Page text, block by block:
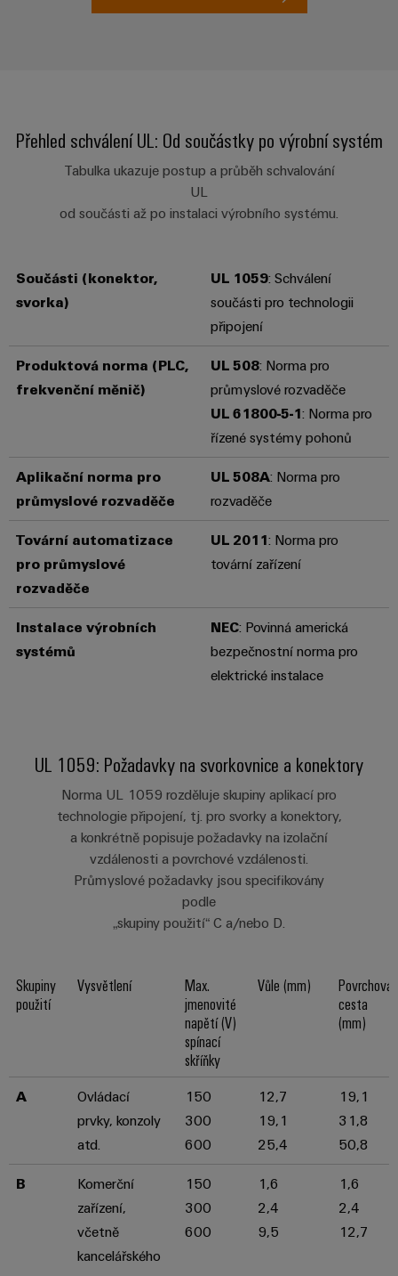
transformaci
pro
zařízení
Moderní
pro
v
železniční
dopravě
stroje
Průmyslové
tiskárny
Průmyslové
Infrastruktura
Montážní
služba
lišty
Upravené
a
vybavené
skříně
Zákaznický
návrh
Praktická
konektivita
průmyslové
odvětví.
Naše
inovace
v oblasti
průmyslové
konektivity.
Software
Digitální
Přehled schválení UL: Od součástky po výrobní systém
Tabulka ukazuje postup a průběh schvalování
UL
od součásti až po instalaci výrobního systému.
Součásti (konektor,
svorka)
UL 1059: Schválení
součásti pro technologii
připojení
Produktová norma (PLC,
frekvenční měnič)
UL 508: Norma pro
průmyslové rozvaděče
UL 61800-5-1: Norma pro
řízené systémy pohonů
Aplikační norma pro
průmyslové rozvaděče
UL 508A: Norma pro
rozvaděče
Tovární automatizace
pro průmyslové
rozvaděče
UL 2011: Norma pro
tovární zařízení
Instalace výrobních
systémů
NEC: Povinná americká
bezpečnostní norma pro
elektrické instalace
UL 1059: Požadavky na svorkovnice a konektory
Norma UL 1059 rozděluje skupiny aplikací pro
technologie připojení, tj. pro svorky a konektory,
a konkrétně popisuje požadavky na izolační
vzdálenosti a povrchové vzdálenosti.
Průmyslové požadavky jsou specifikovány
podle
„skupiny použití“ C a/nebo D.
Skupiny
použití
Vysvětlení
Max.
jmenovité
napětí (V)
spínací
skříňky
Vůle (mm)
Povrchová
cesta
(mm)
A
Ovládací
prvky, konzoly
atd.
150
300
600
12,7
19,1
25,4
19,1
31,8
50,8
B
Komerční
zařízení,
včetně
kancelářského
150
300
600
1,6
2,4
9,5
1,6
2,4
12,7